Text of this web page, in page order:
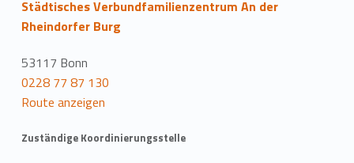
Städtisches Verbundfamilienzentrum An der
Rheindorfer Burg
53117 Bonn
0228 77 87 130
Route anzeigen
Zuständige Koordinierungsstelle